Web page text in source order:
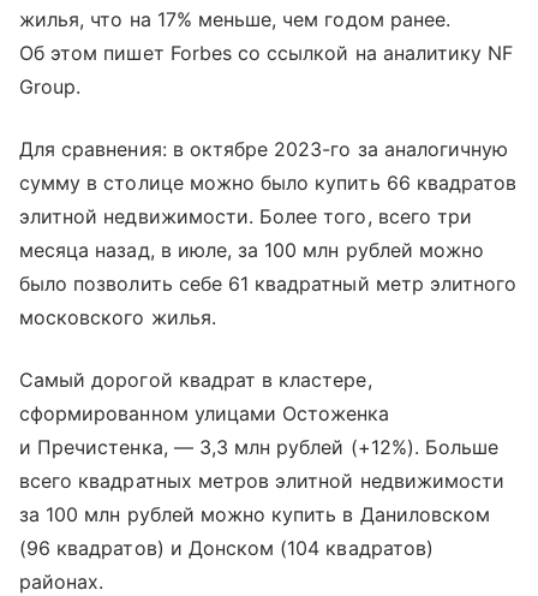
жилья, что на 17% меньше, чем годом ранее.
Об этом пишет Forbes со ссылкой на аналитику NF
Group.
Для сравнения: в октябре 2023-го за аналогичную
сумму в столице можно было купить 66 квадратов
элитной недвижимости. Более того, всего три
месяца назад, в июле, за 100 млн рублей можно
было позволить себе 61 квадратный метр элитного
московского жилья.
Самый дорогой квадрат в кластере,
сформированном улицами Остоженка
и Пречистенка, — 3,3 млн рублей (+12%). Больше
всего квадратных метров элитной недвижимости
за 100 млн рублей можно купить в Даниловском
(96 квадратов) и Донском (104 квадратов)
районах.